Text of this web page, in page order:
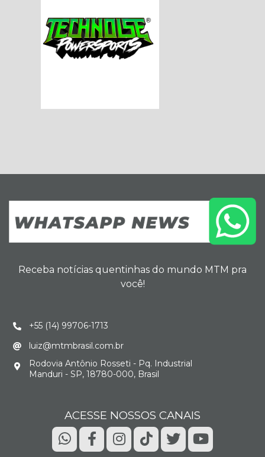
Receba notícias quentinhas do mundo MTM pra
você!
+55 (14) 99706-1713
luiz@mtmbrasil.com.br
Rodovia Antônio Rosseti - Pq. Industrial
Manduri - SP, 18780-000, Brasil
ACESSE NOSSOS CANAIS